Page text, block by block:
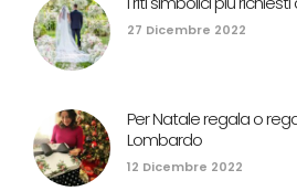
27 Dicembre 2022
Per Natale regala o
Lombardo
12 Dicembre 2022